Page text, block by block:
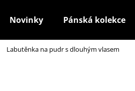
Novinky Pánská kolekce
Labutěnka na pudr s dlouhým vlasem
Co